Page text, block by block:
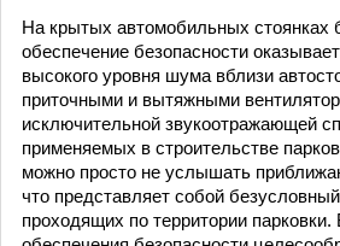
На крытых автомобильных стоянках
обеспечение безопасности
высокого уровня шума вблизи
приточными и вытяжными
исключительной звукоотражающей
применяемых в строительстве
можно просто не услышать
что представляет собой
проходящих по территории парковки.